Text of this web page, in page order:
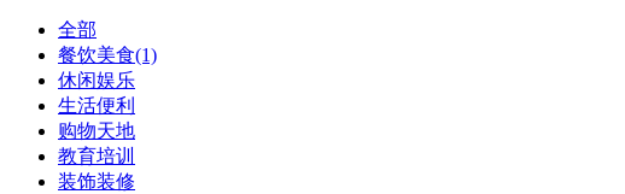
全部
餐饮美食(1)
休闲娱乐
生活便利
购物天地
教育培训
装饰装修